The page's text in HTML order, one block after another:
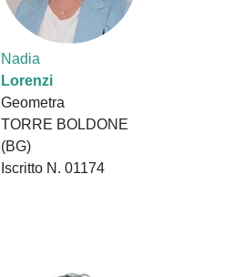
Nadia
Lorenzi
Geometra
TORRE BOLDONE
(BG)
Iscritto N. 01174